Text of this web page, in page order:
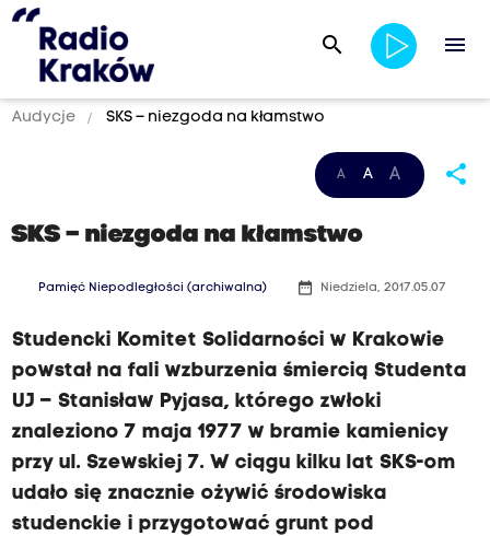
search menu
Audycje SKS – niezgoda na kłamstwo
A A A share
SKS – niezgoda na kłamstwo
Pamięć Niepodległości (archiwalna) date_range Niedziela, 2017.05.07
Studencki Komitet Solidarności w Krakowie
powstał na fali wzburzenia śmiercią Studenta
UJ – Stanisław Pyjasa, którego zwłoki
znaleziono 7 maja 1977 w bramie kamienicy
przy ul. Szewskiej 7. W ciągu kilku lat SKS-om
udało się znacznie ożywić środowiska
studenckie i przygotować grunt pod